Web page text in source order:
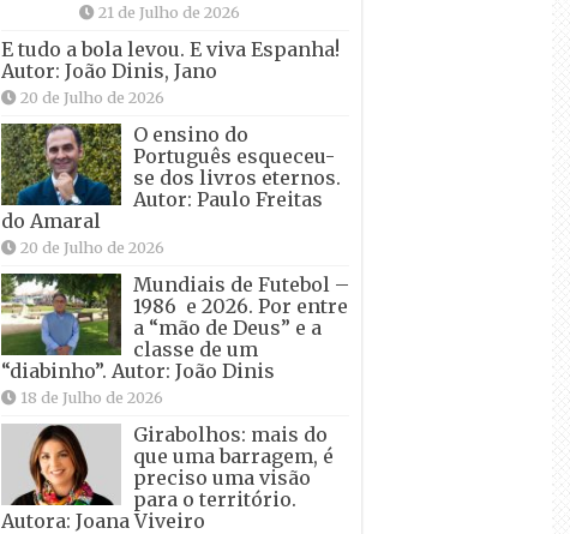
21 de Julho de 2026
E tudo a bola levou. E viva Espanha!
Autor: João Dinis, Jano
20 de Julho de 2026
O ensino do
Português esqueceu-
se dos livros eternos.
Autor: Paulo Freitas
do Amaral
20 de Julho de 2026
Mundiais de Futebol –
1986 e 2026. Por entre
a “mão de Deus” e a
classe de um
“diabinho”. Autor: João Dinis
18 de Julho de 2026
Girabolhos: mais do
que uma barragem, é
preciso uma visão
para o território.
Autora: Joana Viveiro